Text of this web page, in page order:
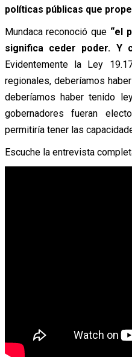
políticas públicas que
Mundaca reconoció que “el
significa ceder poder. Y
Evidentemente la Ley
regionales, deberíamos
deberíamos haber tenido
gobernadores fueran
permitiría tener las
Escuche la entrevista